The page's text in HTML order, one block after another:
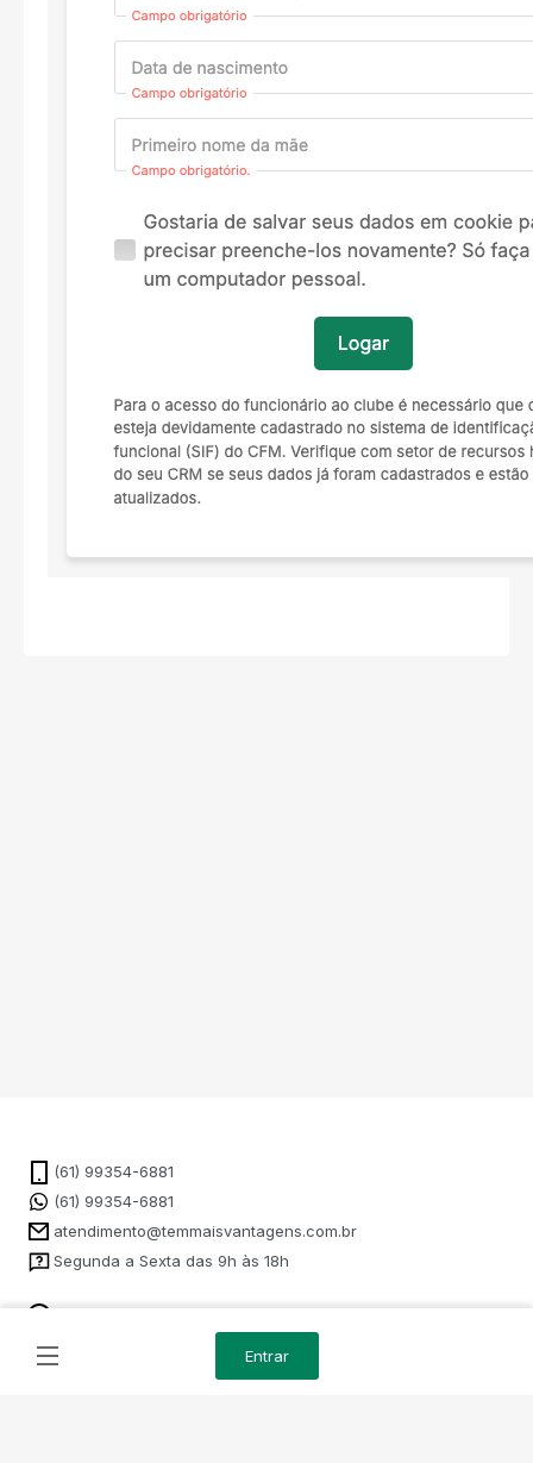
Entrar
(61) 99354-6881
(61) 99354-6881
atendimento@temmaisvantagens.com.br
Segunda a Sexta das 9h às 18h